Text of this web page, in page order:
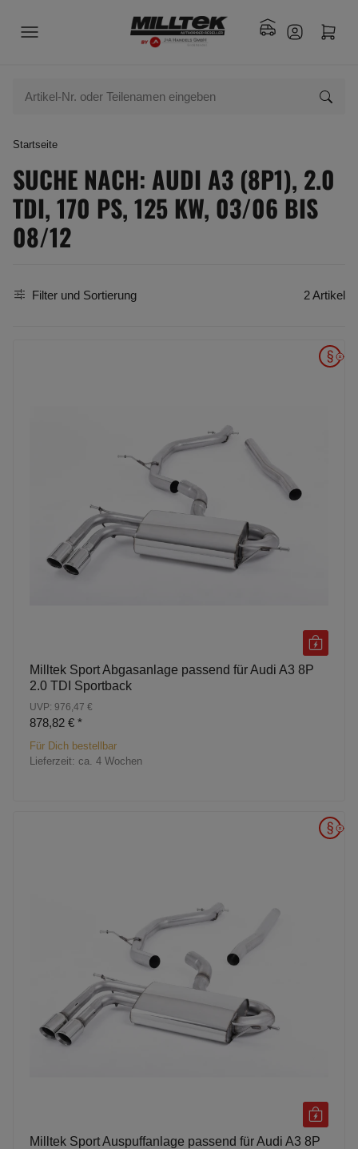
Startseite
SUCHE NACH: AUDI A3 (8P1), 2.0
TDI, 170 PS, 125 KW, 03/06 BIS
08/12
Filter und Sortierung 2 Artikel
Milltek Sport Abgasanlage passend für Audi A3 8P
2.0 TDI Sportback
UVP: 976,47 €
878,82 € *
Für Dich bestellbar
Lieferzeit: ca. 4 Wochen
Milltek Sport Auspuffanlage passend für Audi A3 8P